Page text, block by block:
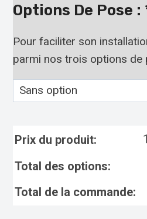
Options De Pose :
Pour faciliter son
parmi nos trois options de
Prix du produit:
Total des options:
Total de la commande: